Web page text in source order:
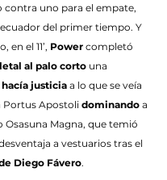
contra uno para el empate,
del primer tiempo. Y
en el 11’, Power completó
al palo corto una
hacía justicia a lo que se veía
Portus Apostoli dominando a
Osasuna Magna, que temió
a vestuarios tras el
Diego Fávero.